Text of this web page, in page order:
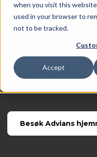
when you visit this
used in your browser to
not to be tracked.
Accept
Groundhawk
med kolleger fra
Advian Consulting
tekniske ekspertise
tilnærming innen
data.
Besøk Advians